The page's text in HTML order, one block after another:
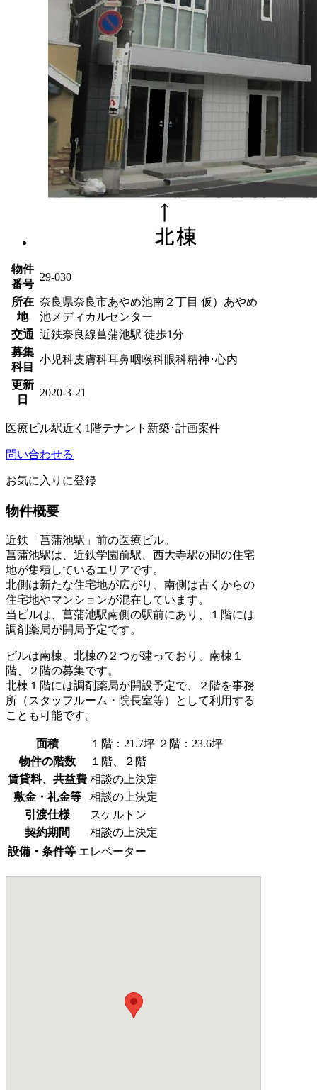
物件
番号
29-030
所在
地
奈良県奈良市あやめ池南２丁目 仮）あやめ
池メディカルセンター
交通 近鉄奈良線菖蒲池駅 徒歩1分
募集
科目
小児科皮膚科耳鼻咽喉科眼科精神･心内
更新
日
2020-3-21
医療ビル駅近く 1階テナント 新築･計画案件
問い合わせる
お気に入りに登録
物件概要
近鉄「菖蒲池駅」前の医療ビル。
菖蒲池駅は、近鉄学園前駅、西大寺駅の間の住宅
地が集積しているエリアです。
北側は新たな住宅地が広がり、南側は古くからの
住宅地やマンションが混在しています。
当ビルは、菖蒲池駅南側の駅前にあり、１階には
調剤薬局が開局予定です。
ビルは南棟、北棟の２つが建っており、南棟１
階、２階の募集です。
北棟１階には調剤薬局が開設予定で、２階を事務
所（スタッフルーム・院長室等）として利用する
ことも可能です。
面積
１階：21.7坪 ２階：23.6坪
物件の階数
１階、２階
賃貸料、共益費 相談の上決定
敷金・礼金等
相談の上決定
引渡仕様
スケルトン
契約期間
相談の上決定
設備・条件等 エレベーター